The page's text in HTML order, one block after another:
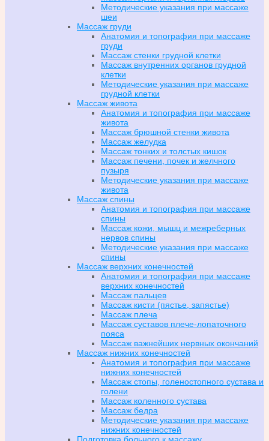
Методические указания при массаже
шеи
Массаж груди
Анатомия и топография при массаже
груди
Массаж стенки грудной клетки
Массаж внутренних органов грудной
клетки
Методические указания при массаже
грудной клетки
Массаж живота
Анатомия и топография при массаже
живота
Массаж брюшной стенки живота
Массаж желудка
Массаж тонких и толстых кишок
Массаж печени, почек и желчного
пузыря
Методические указания при массаже
живота
Массаж спины
Анатомия и топография при массаже
спины
Массаж кожи, мышц и межреберных
нервов спины
Методические указания при массаже
спины
Массаж верхних конечностей
Анатомия и топография при массаже
верхних конечностей
Массаж пальцев
Массаж кисти (пястье, запястье)
Массаж плеча
Массаж суставов плече-лопаточного
пояса
Массаж важнейших нервных окончаний
Массаж нижних конечностей
Анатомия и топография при массаже
нижних конечностей
Массаж стопы, голеностопного сустава и
голени
Массаж коленного сустава
Массаж бедра
Методические указания при массаже
нижних конечностей